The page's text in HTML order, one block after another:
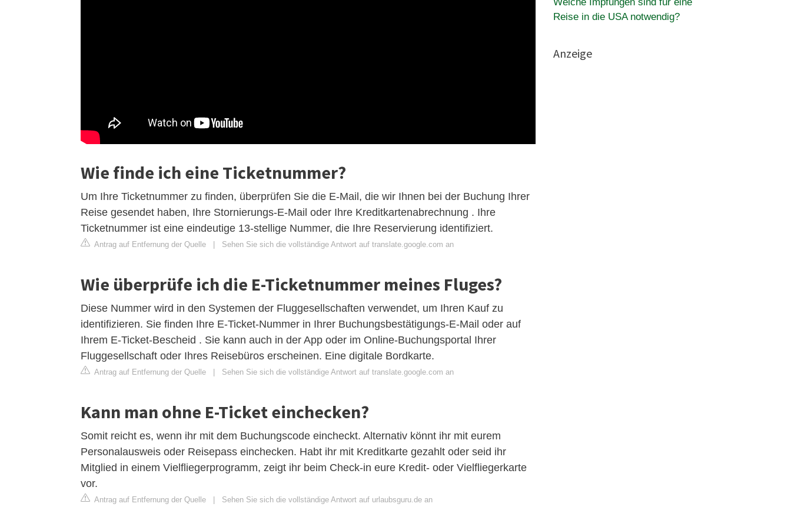
Wie finde ich eine Ticketnummer?
Um Ihre Ticketnummer zu finden, überprüfen Sie die E-Mail, die wir Ihnen bei der Buchung Ihrer
Reise gesendet haben, Ihre Stornierungs-E-Mail oder Ihre Kreditkartenabrechnung . Ihre
Ticketnummer ist eine eindeutige 13-stellige Nummer, die Ihre Reservierung identifiziert.
Antrag auf Entfernung der Quelle | Sehen Sie sich die vollständige Antwort auf translate.google.com an
Wie überprüfe ich die E-Ticketnummer meines Fluges?
Diese Nummer wird in den Systemen der Fluggesellschaften verwendet, um Ihren Kauf zu
identifizieren. Sie finden Ihre E-Ticket-Nummer in Ihrer Buchungsbestätigungs-E-Mail oder auf
Ihrem E-Ticket-Bescheid . Sie kann auch in der App oder im Online-Buchungsportal Ihrer
Fluggesellschaft oder Ihres Reisebüros erscheinen. Eine digitale Bordkarte.
Antrag auf Entfernung der Quelle | Sehen Sie sich die vollständige Antwort auf translate.google.com an
Kann man ohne E-Ticket einchecken?
Somit reicht es, wenn ihr mit dem Buchungscode eincheckt. Alternativ könnt ihr mit eurem
Personalausweis oder Reisepass einchecken. Habt ihr mit Kreditkarte gezahlt oder seid ihr
Mitglied in einem Vielfliegerprogramm, zeigt ihr beim Check-in eure Kredit- oder Vielfliegerkarte
vor.
Antrag auf Entfernung der Quelle | Sehen Sie sich die vollständige Antwort auf urlaubsguru.de an
Reise in die USA notwendig?
Anzeige